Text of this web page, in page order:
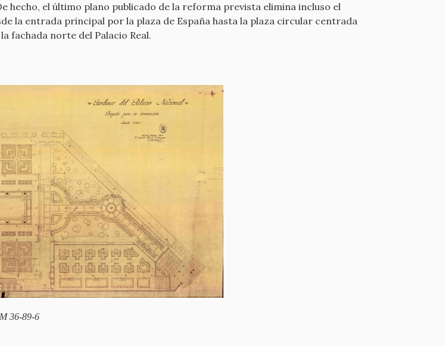
el último plano publicado de la reforma prevista elimina incluso el
la entrada principal por la plaza de España hasta la plaza circular centrada
fachada norte del Palacio Real.
36-89-6